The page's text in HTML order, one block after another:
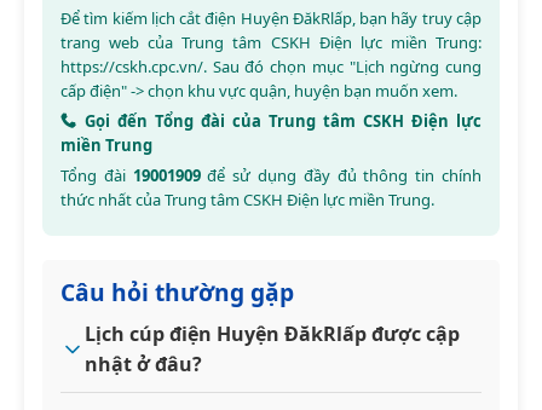
Để tìm kiếm lịch cắt điện Huyện ĐăkRlấp, bạn hãy truy cập
trang web của Trung tâm CSKH Điện lực miền Trung:
https://cskh.cpc.vn/. Sau đó chọn mục "Lịch ngừng cung
cấp điện" -> chọn khu vực quận, huyện bạn muốn xem.
Gọi đến Tổng đài của Trung tâm CSKH Điện lực
miền Trung
Tổng đài 19001909để sử dụng đầy đủ thông tin chính
thức nhất của Trung tâm CSKH Điện lực miền Trung.
Câu hỏi thường gặp
Lịch cúp điện Huyện ĐăkRlấp được cập
nhật ở đâu?